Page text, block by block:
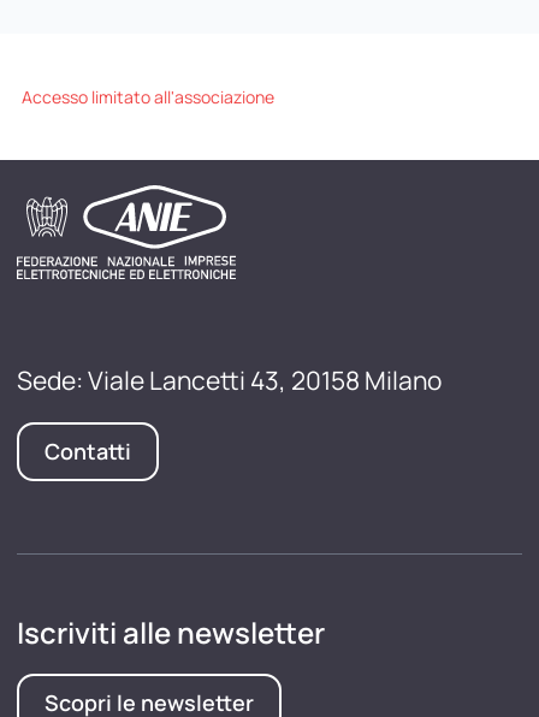
Accesso limitato all'associazione
Sede: Viale Lancetti 43, 20158 Milano
Contatti
Iscriviti alle newsletter
Scopri le newsletter